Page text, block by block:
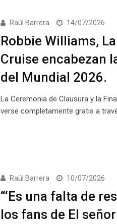
Raúl Barrera 14/07/2026
Robbie Williams,
Cruise encabezan
del Mundial 2026.
La Ceremonia de Clausura y la
verse completamente gratis a
Raúl Barrera 10/07/2026
“‘Es una falta de
los fans de El